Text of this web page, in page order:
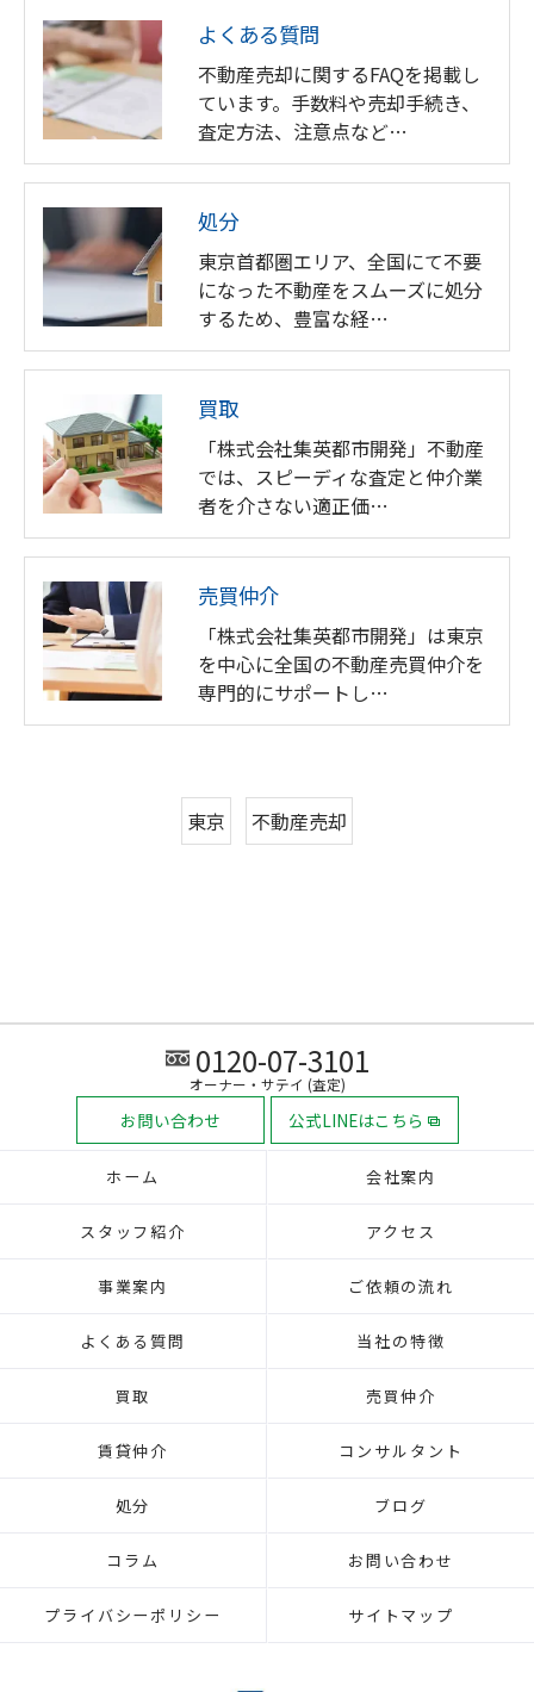
よくある質問
不動産売却に関するFAQを掲載し
ています。手数料や売却手続き、
査定方法、注意点など…
処分
東京首都圏エリア、全国にて不要
になった不動産をスムーズに処分
するため、豊富な経…
買取
「株式会社集英都市開発」不動産
では、スピーディな査定と仲介業
者を介さない適正価…
売買仲介
「株式会社集英都市開発」は東京
を中心に全国の不動産売買仲介を
専門的にサポートし…
東京 不動産売却
0120-07-3101
オーナー・サテイ (査定)
お問い合わせ 公式LINEはこちら
ホーム 会社案内
スタッフ紹介 アクセス
事業案内 ご依頼の流れ
よくある質問 当社の特徴
買取 売買仲介
賃貸仲介 コンサルタント
処分 ブログ
コラム お問い合わせ
プライバシーポリシー サイトマップ